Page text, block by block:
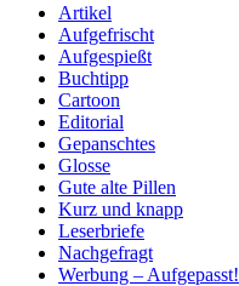
Artikel
Aufgefrischt
Aufgespießt
Buchtipp
Cartoon
Editorial
Gepanschtes
Glosse
Gute alte Pillen
Kurz und knapp
Leserbriefe
Nachgefragt
Werbung – Aufgepasst!